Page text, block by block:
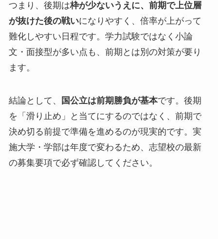
つまり、後期は枠が少ないうえに、前期で上位層
が抜けた後の戦いになりやすく、倍率が上がって
難化しやすい日程です。学力試験ではなく小論
文・面接型が多い点も、前期とは別の対策が要り
ます。
結論として、 国公立は前期勝負が基本です。後期
を「滑り止め」と当てにするのではなく、前期で
決め切る前提で準備を進めるのが現実的です。実
施大学・学部は年度で変わるため、志望校の最新
の募集要項で必ず確認してください。